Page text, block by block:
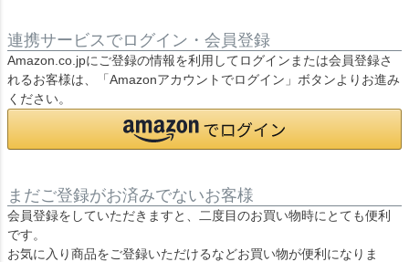
連携サービスでログイン・会員登録
Amazon.co.jpにご登録の情報を利用してログインまたは会員登録さ
れるお客様は、「Amazonアカウントでログイン」ボタンよりお進み
ください。
まだご登録がお済みでないお客様
会員登録をしていただきますと、二度目のお買い物時にとても便利
です。
お気に入り商品をご登録いただけるなどお買い物が便利になりま